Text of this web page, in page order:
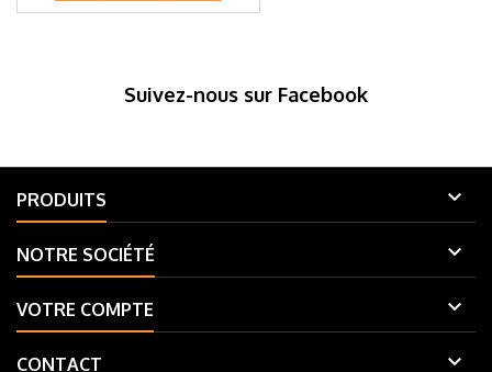
Suivez-nous sur Facebook
PRODUITS 
NOTRE SOCIÉTÉ 
VOTRE COMPTE 
CONTACT 